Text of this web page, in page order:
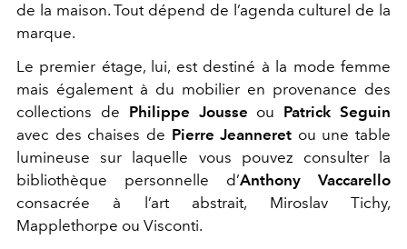
de la maison. Tout dépend de l’agenda culturel de la
marque.
Le premier étage, lui, est destiné à la mode femme
mais également à du mobilier en provenance des
collections de Philippe Jousse ou Patrick Seguin
avec des chaises de Pierre Jeanneret ou une table
lumineuse sur laquelle vous pouvez consulter la
bibliothèque personnelle d’Anthony Vaccarello
consacrée à l’art abstrait, Miroslav Tichy,
Mapplethorpe ou Visconti.